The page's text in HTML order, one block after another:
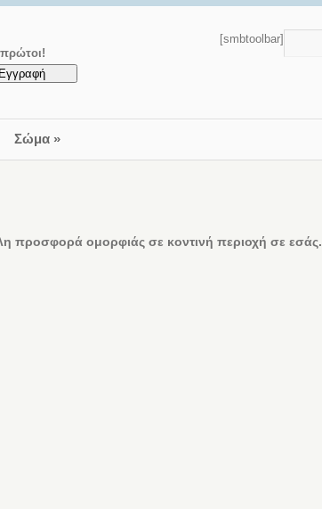
πρώτοι!
[smbtoolbar]
Σώμα»
προσφορά ομορφιάς σε κοντινή περιοχή σε εσάς.